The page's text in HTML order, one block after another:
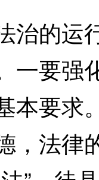
的运
一要强
本要求
，法律